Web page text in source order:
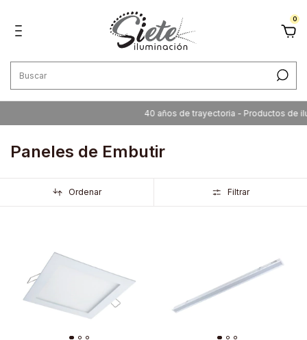
0
40 años de trayectoria - Productos de
Paneles de Embutir
Ordenar Filtrar